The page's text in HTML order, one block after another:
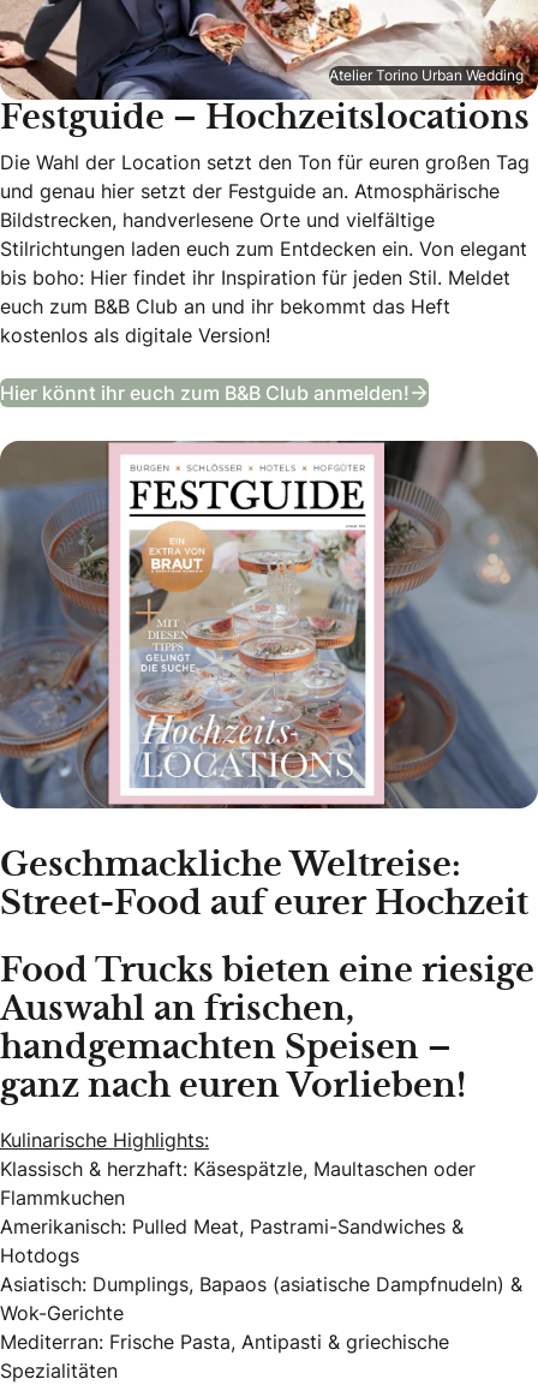
Atelier Torino Urban Wedding
Festguide – Hochzeitslocations
Die Wahl der Location setzt den Ton für euren großen Tag
und genau hier setzt der Festguide an. Atmosphärische
Bildstrecken, handverlesene Orte und vielfältige
Stilrichtungen laden euch zum Entdecken ein. Von elegant
bis boho: Hier findet ihr Inspiration für jeden Stil. Meldet
euch zum B&B Club an und ihr bekommt das Heft
kostenlos als digitale Version!
Hier könnt ihr euch zum B&B Club anmelden! Festguide
Geschmackliche Weltreise:
Street-Food auf eurer Hochzeit
Food Trucks bieten eine riesige
Auswahl an frischen,
handgemachten Speisen –
ganz nach euren Vorlieben!
Kulinarische Highlights:
Klassisch & herzhaft: Käsespätzle, Maultaschen oder
Flammkuchen
Amerikanisch: Pulled Meat, Pastrami-Sandwiches &
Hotdogs
Asiatisch: Dumplings, Bapaos (asiatische Dampfnudeln) &
Wok-Gerichte
Mediterran: Frische Pasta, Antipasti & griechische
Spezialitäten